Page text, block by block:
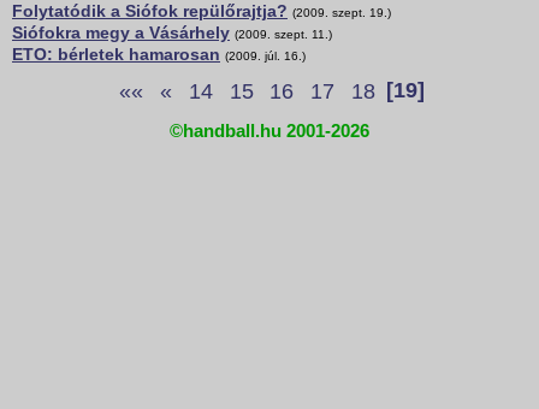
Folytatódik a Siófok repülőrajtja? (2009. szept. 19.)
Siófokra megy a Vásárhely (2009. szept. 11.)
ETO: bérletek hamarosan (2009. júl. 16.)
«« « 14 15 16 17 18 [19]
©handball.hu 2001-2026